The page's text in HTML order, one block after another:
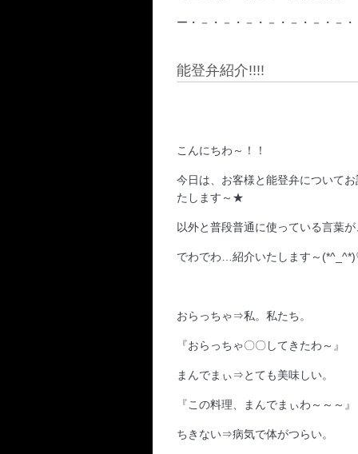
ー・－・－・－・－・－・－・－
能登弁紹介!!!!
こんにちわ～！！
今日は、お客様と能登弁について
たします～★
以外と普段普通に使っている言葉
でわでわ…紹介いたします～
おらっちゃ⇒私。私たち。
『おらっちゃ〇〇してきたわ～』
まんでまぃ⇒とても美味しい。
『この料理、まんでまぃわ～～～』
ちきない⇒病気で体がつらい。